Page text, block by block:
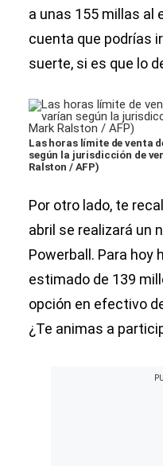
a unas 155 millas al
cuenta que podrías
suerte, si es que lo
Las horas límite de venta
según la jurisdicción de
Ralston / AFP)
Por otro lado, te
abril se realizará un
Powerball. Para hoy
estimado de 139
opción en efectivo
¿Te animas a